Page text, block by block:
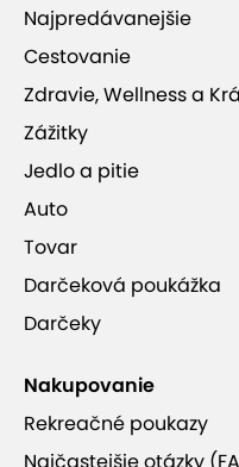
Najpredávanejšie
Cestovanie
Zdravie, Wellness a
Zážitky
Jedlo a pitie
Auto
Tovar
Darčeková poukážka
Darčeky
Nakupovanie
Rekreačné poukazy